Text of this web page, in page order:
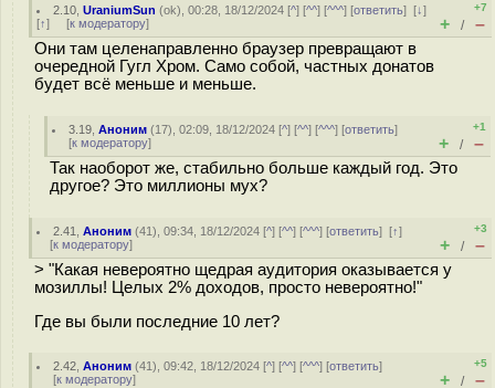
2.10 ,UraniumSun (ok), 00:28, 18/12/2024 [^] [^^] [^^^] [ответить][↓]
[↑] [к модератору]
+7
+ / –
Они там целенаправленно браузер превращают в
очередной Гугл Хром. Само собой, частных донатов
будет всё меньше и меньше.
3.19 ,Аноним (17), 02:09, 18/12/2024 [^] [^^] [^^^] [ответить]
[к модератору]
+1
+ / –
Так наоборот же, стабильно больше каждый год. Это
другое? Это миллионы мух?
2.41 ,Аноним (41), 09:34, 18/12/2024 [^] [^^] [^^^] [ответить][↑]
[к модератору]
+3
+ / –
> "Какая невероятно щедрая аудитория оказывается у
мозиллы! Целых 2% доходов, просто невероятно!"
Где вы были последние 10 лет?
2.42 ,Аноним (41), 09:42, 18/12/2024 [^] [^^] [^^^] [ответить]
[к модератору]
+5
+ / –